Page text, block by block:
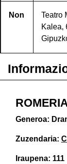
Non
Teatro
Kalea,
Generoa:
Zuzendaria:
Iraupena: 111